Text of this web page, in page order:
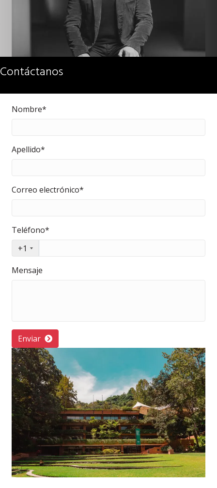
Contáctanos
Nombre*
Apellido*
Correo electrónico*
Teléfono*
+1
Mensaje
Enviar